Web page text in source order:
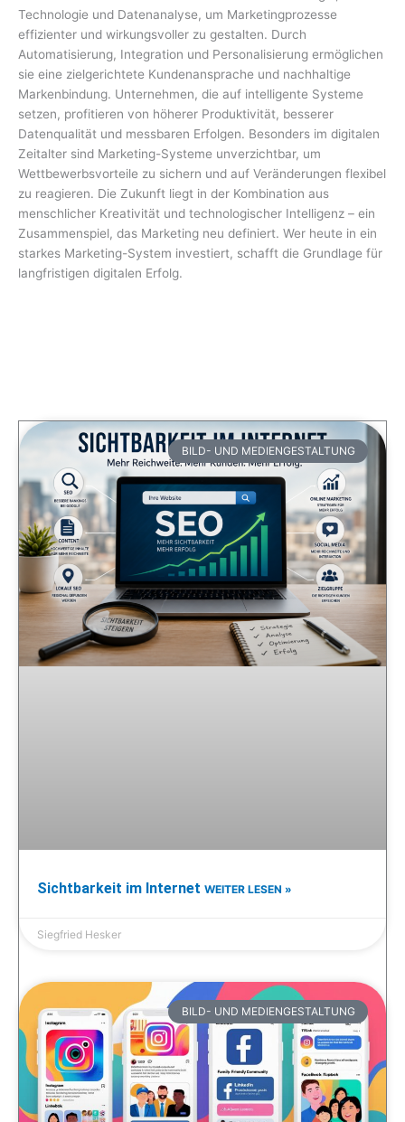
Technologie und Datenanalyse, um Marketingprozesse
effizienter und wirkungsvoller zu gestalten. Durch
Automatisierung, Integration und Personalisierung ermöglichen
sie eine zielgerichtete Kundenansprache und nachhaltige
Markenbindung. Unternehmen, die auf intelligente Systeme
setzen, profitieren von höherer Produktivität, besserer
Datenqualität und messbaren Erfolgen. Besonders im digitalen
Zeitalter sind Marketing-Systeme unverzichtbar, um
Wettbewerbsvorteile zu sichern und auf Veränderungen flexibel
zu reagieren. Die Zukunft liegt in der Kombination aus
menschlicher Kreativität und technologischer Intelligenz – ein
Zusammenspiel, das Marketing neu definiert. Wer heute in ein
starkes Marketing-System investiert, schafft die Grundlage für
langfristigen digitalen Erfolg.
BILD- UND MEDIENGESTALTUNG
Sichtbarkeit im Internet WEITER LESEN »
Siegfried Hesker
BILD- UND MEDIENGESTALTUNG